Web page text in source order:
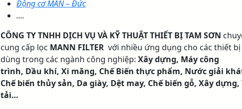
Động cơ MAN – Đức
....
CÔNG TY TNHH DỊCH VỤ VÀ KỸ THUẬT THIẾT BỊ TAM SƠN
cung cấp lọc MANN FILTER với nhiều ứng dụng cho các thiết bị
dùng trong các ngành công nghiệp: Xây dựng, Máy công
trình, Dầu khí, Xi măng, Chế Biến thực phẩm, Nước giải
Chế biến thủy sản, Da giày, Dệt may, Chế biến gỗ, Xây dựng,
tải…